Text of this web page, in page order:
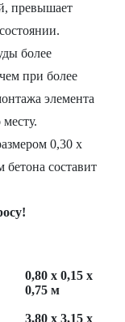
превышает
более
при более
элемента
0,30 х
бетона составит
0,80 х 0,15 х
0,75 м
3,80 х 3,15 х